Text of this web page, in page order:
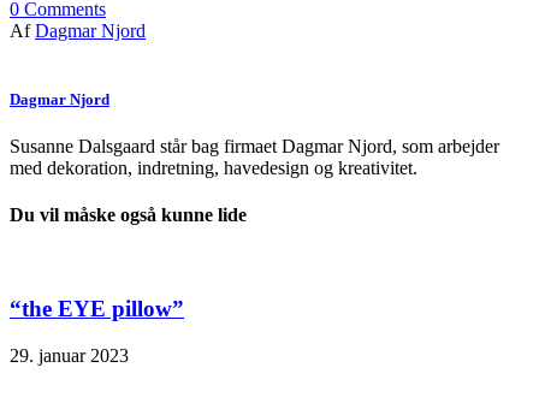
0 Comments
Af Dagmar Njord
Dagmar Njord
Susanne Dalsgaard står bag firmaet Dagmar Njord, som arbejder
med dekoration, indretning, havedesign og kreativitet.
Du vil måske også kunne lide
“the EYE pillow”
29. januar 2023